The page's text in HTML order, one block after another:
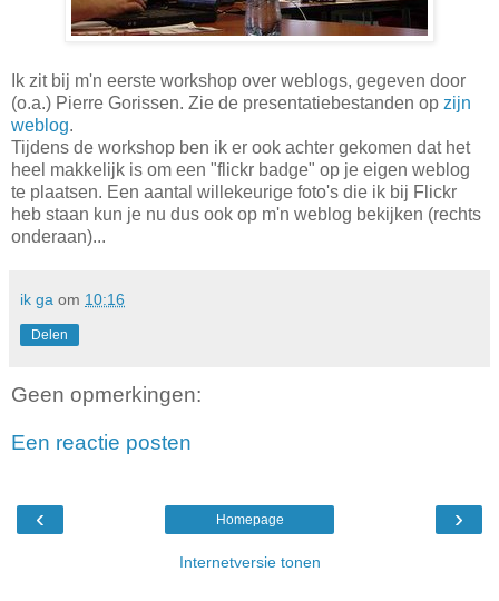
Ik zit bij m'n eerste workshop over weblogs, gegeven door
(o.a.) Pierre Gorissen. Zie de presentatiebestanden op zijn
weblog.
Tijdens de workshop ben ik er ook achter gekomen dat het
heel makkelijk is om een "flickr badge" op je eigen weblog
te plaatsen. Een aantal willekeurige foto's die ik bij Flickr
heb staan kun je nu dus ook op m'n weblog bekijken (rechts
onderaan)...
ik ga om 10:16
Delen
Geen opmerkingen:
Een reactie posten
‹ ›
Homepage
Internetversie tonen